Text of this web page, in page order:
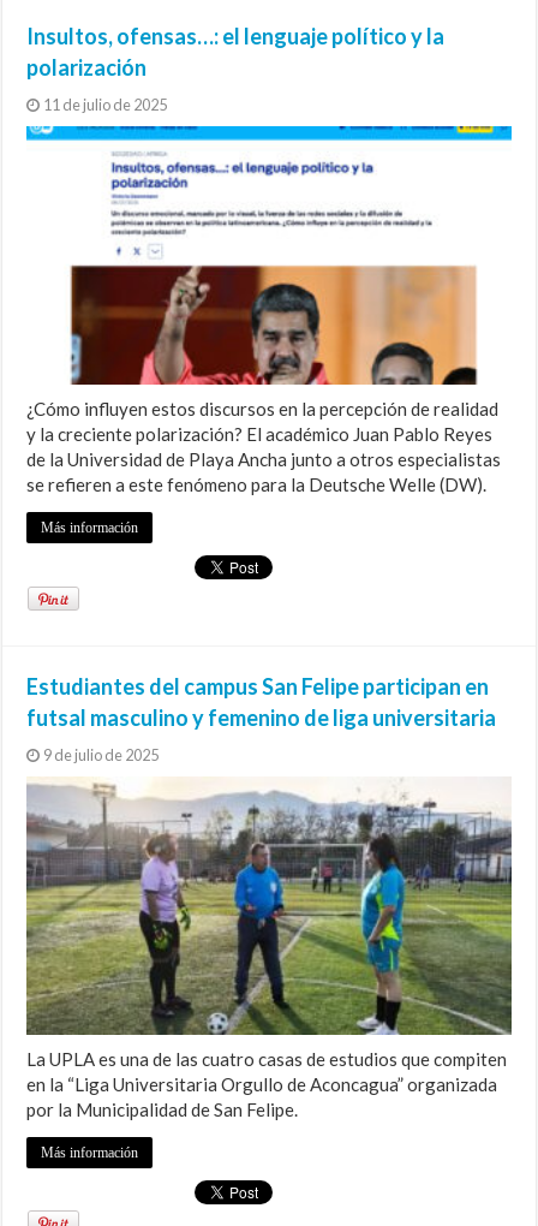
Insultos, ofensas…: el lenguaje político y la
polarización
11 de julio de 2025
¿Cómo influyen estos discursos en la percepción de realidad
y la creciente polarización? El académico Juan Pablo Reyes
de la Universidad de Playa Ancha junto a otros especialistas
se refieren a este fenómeno para la Deutsche Welle (DW).
Más información
Estudiantes del campus San Felipe participan en
futsal masculino y femenino de liga universitaria
9 de julio de 2025
La UPLA es una de las cuatro casas de estudios que compiten
en la “Liga Universitaria Orgullo de Aconcagua” organizada
por la Municipalidad de San Felipe.
Más información